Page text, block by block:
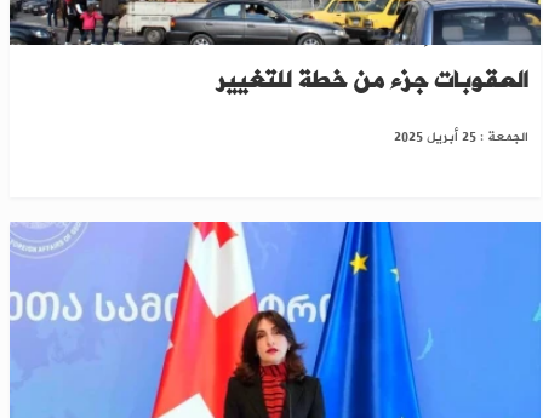
بريطانيا: إعادة بناء سوريا أولوية... وتعديلات
العقوبات جزء من خطة للتغيير
الجمعة : 25 أبريل 2025